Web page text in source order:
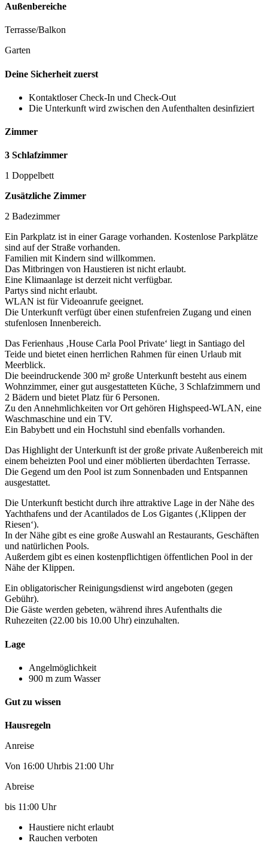
Außenbereiche
Terrasse/Balkon
Garten
Deine Sicherheit zuerst
Kontaktloser Check-In und Check-Out
Die Unterkunft wird zwischen den Aufenthalten desinfiziert
Zimmer
3 Schlafzimmer
1 Doppelbett
Zusätzliche Zimmer
2 Badezimmer
Ein Parkplatz ist in einer Garage vorhanden. Kostenlose Parkplätze
sind auf der Straße vorhanden.
Familien mit Kindern sind willkommen.
Das Mitbringen von Haustieren ist nicht erlaubt.
Eine Klimaanlage ist derzeit nicht verfügbar.
Partys sind nicht erlaubt.
WLAN ist für Videoanrufe geeignet.
Die Unterkunft verfügt über einen stufenfreien Zugang und einen
stufenlosen Innenbereich.
Das Ferienhaus ‚House Carla Pool Private‘ liegt in Santiago del
Teide und bietet einen herrlichen Rahmen für einen Urlaub mit
Meerblick.
Die beeindruckende 300 m² große Unterkunft besteht aus einem
Wohnzimmer, einer gut ausgestatteten Küche, 3 Schlafzimmern und
2 Bädern und bietet Platz für 6 Personen.
Zu den Annehmlichkeiten vor Ort gehören Highspeed-WLAN, eine
Waschmaschine und ein TV.
Ein Babybett und ein Hochstuhl sind ebenfalls vorhanden.
Das Highlight der Unterkunft ist der große private Außenbereich mit
einem beheizten Pool und einer möblierten überdachten Terrasse.
Die Gegend um den Pool ist zum Sonnenbaden und Entspannen
ausgestattet.
Die Unterkunft besticht durch ihre attraktive Lage in der Nähe des
Yachthafens und der Acantilados de Los Gigantes (‚Klippen der
Riesen‘).
In der Nähe gibt es eine große Auswahl an Restaurants, Geschäften
und natürlichen Pools.
Außerdem gibt es einen kostenpflichtigen öffentlichen Pool in der
Nähe der Klippen.
Ein obligatorischer Reinigungsdienst wird angeboten (gegen
Gebühr).
Die Gäste werden gebeten, während ihres Aufenthalts die
Ruhezeiten (22.00 bis 10.00 Uhr) einzuhalten.
Lage
Angelmöglichkeit
900 m zum Wasser
Gut zu wissen
Hausregeln
Anreise
Von 16:00 Uhrbis 21:00 Uhr
Abreise
bis 11:00 Uhr
Haustiere nicht erlaubt
Rauchen verboten